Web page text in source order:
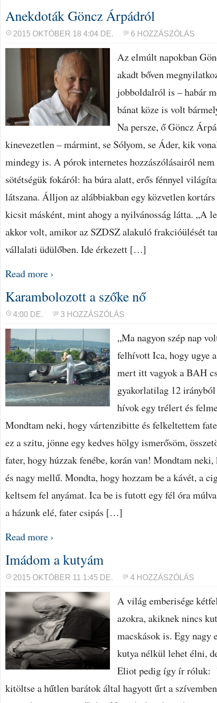
Anekdoták Göncz Árpádról
2015 OKTÓBER 18 4:04 DE. 6 HOZZÁSZÓLÁS
Az elmúlt napokban
akadt bőven
jobboldalról is – habár
bánat köze is volt
Na persze, ő Göncz
kinevezetlen – mármint, se Sólyom, se Áder, kik
mindegy is. A pórok internetes hozzászólásairól
sötétségük fokáról: ha búra alatt, erős fénnyel
látszana. Álljon az alábbiakban egy közvetlen
kicsit másként, mint ahogy a nyilvánosság látta. „A
akkor volt, amikor az SZDSZ alakuló frakcióülését
vállalati üdülőben. Ide érkezett […]
Read more ›
Karambolozott a szőke nő
4:00 DE. 3 HOZZÁSZÓLÁS
„Ma nagyon szép nap
felhívott Ica, hogy ugye
mert itt vagyok a BAH
gyakorlatilag 12
hívok egy trélert és
Mondtam neki, hogy vártenzibitte és felkeltettem
ez a szitu, jönne egy kedves hölgy ismerősöm,
fater, hogy húzzak fenébe, korán van! Mondtam
és nagy mellű. Mondta, hogy hozzam be a kávét, a
keltsem fel anyámat. Ica be is futott egy fél óra
a házunk elé, fater csipás […]
Read more ›
Imádom a kutyám
2015 OKTÓBER 11 1:45 DE. 4 HOZZÁSZÓLÁS
A világ emberisége
azokra, akiknek nincs
macskások is. Egy nagy
kutya nélkül lehet élni,
Eliot pedig így ír róluk:
kitöltse a hűtlen barátok által hagyott űrt a